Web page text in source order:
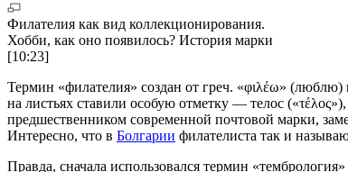
Филателия как вид коллекционирования.
Хобби, как оно появилось? История марки
[10:23]
Термин «филателия» создан от греч. «φιλέω»
на листьях ставили особую отметку — телос («τέλος»),
предшественником современной почтовой марки,
Интересно, что в Болгарии филателиста так и
Правда, сначала использовался термин